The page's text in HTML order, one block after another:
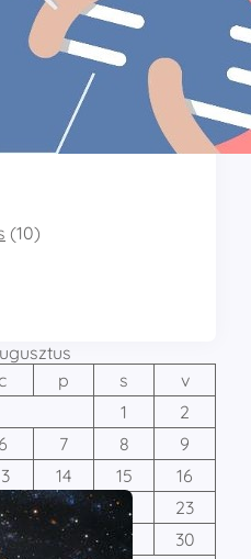
(29)
Tanulási tippek
(3)
(10)
p s
v
1
2
6 7 8
9
14 15
16
20 21 22
23
28 29
30